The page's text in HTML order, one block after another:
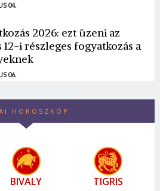
04.
2026: ezt üzeni az
12-i részleges fogyatkozás a
06.
HOROSZKÓP
BIVALY TIGRIS